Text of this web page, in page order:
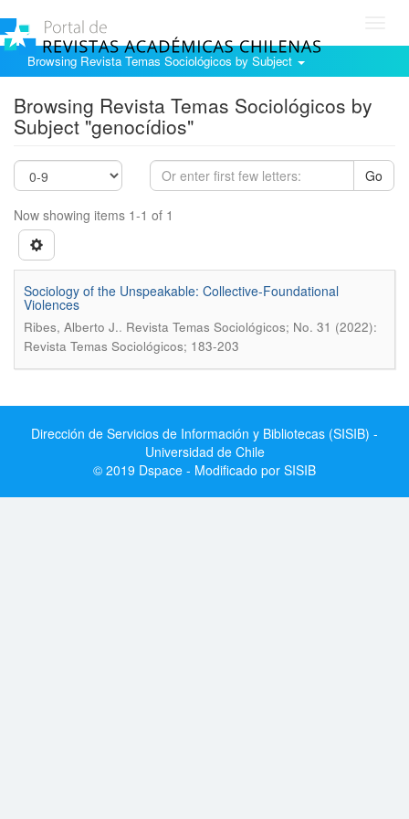
Browsing Revista Temas Sociológicos by Subject
Browsing Revista Temas Sociológicos by
Subject "genocídios"
Go
Now showing items 1-1 of 1
Sociology of the Unspeakable: Collective-Foundational
Violences
Ribes, Alberto J.. Revista Temas Sociológicos; No. 31 (2022):
Revista Temas Sociológicos; 183-203
Dirección de Servicios de Información y Bibliotecas (SISIB) -
Universidad de Chile
© 2019 Dspace - Modificado por SISIB